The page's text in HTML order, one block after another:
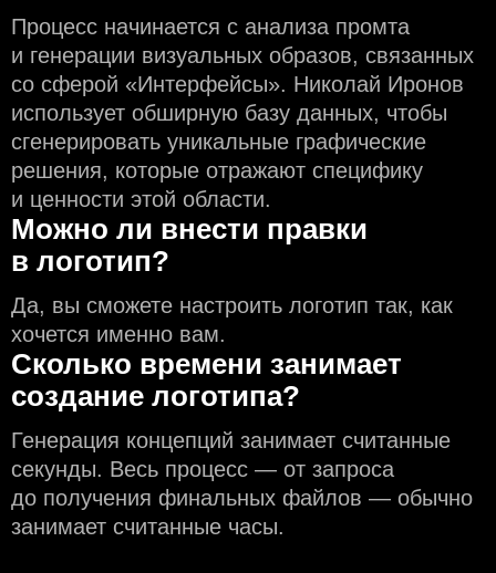
Процесс начинается с анализа промта
и генерации визуальных образов, связанных
со сферой «Интерфейсы». Николай Иронов
использует обширную базу данных, чтобы
сгенерировать уникальные графические
решения, которые отражают специфику
и ценности этой области.
Можно ли внести правки
в логотип?
Да, вы сможете настроить логотип так, как
хочется именно вам.
Сколько времени занимает
создание логотипа?
Генерация концепций занимает считанные
секунды. Весь процесс — от запроса
до получения финальных файлов — обычно
занимает считанные часы.